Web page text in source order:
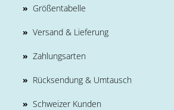
» Größentabelle
» Versand & Lieferung
» Zahlungsarten
» Rücksendung & Umtausch
» Schweizer Kunden